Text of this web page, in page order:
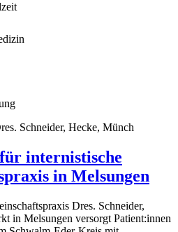
Schneider, Hecke, Münch
internistische
in Melsungen
Dres. Schneider,
in Melsungen versorgt Patient:innen